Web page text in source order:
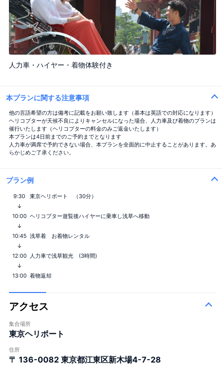
人力車・ハイヤー・着物体験付き
本プランに関する注意事項
他の言語希望の方は備考に記載をお願い致します（基本は英語での対応になります）
ヘリコプターが天候不良によりキャンセルになった場合、人力車及び着物のプランは
催行いたします（ヘリコプターの料金のみご返金いたします）
本プランは4日前までのご予約までとなります
人力車が満席で予約できない場合、本プランを全面的に中止することがあります。あ
らかじめご了承ください。
プラン例
9:30
東京ヘリポート （30分）
↓
10:00 ヘリコプター遊覧後ハイヤーに乗車し浅草へ移動
↓
10:45 浅草着 お着物レンタル
↓
12:00
人力車で浅草観光 (3時間)
↓
13:00 着物返却
アクセス
集合場所
東京ヘリポート
住所
〒 136-0082 東京都江東区新木場4-7-28